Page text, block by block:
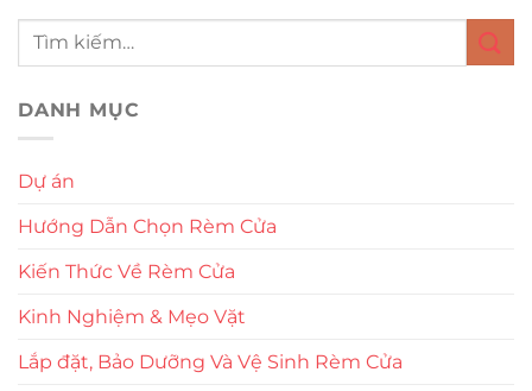
DANH MỤC
Dự án
Hướng Dẫn Chọn Rèm Cửa
Kiến Thức Về Rèm Cửa
Kinh Nghiệm & Mẹo Vặt
Lắp đặt, Bảo Dưỡng Và Vệ Sinh Rèm Cửa